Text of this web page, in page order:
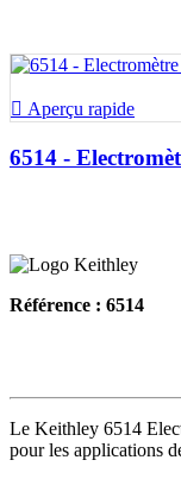
 Aperçu rapide
6514 -
Référence : 6514
Le Keithley 6514
pour les applications